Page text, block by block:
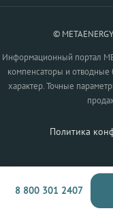
©
Информационный портал
компенсаторы и
характер. Точные
Политика
8 800 301 2407